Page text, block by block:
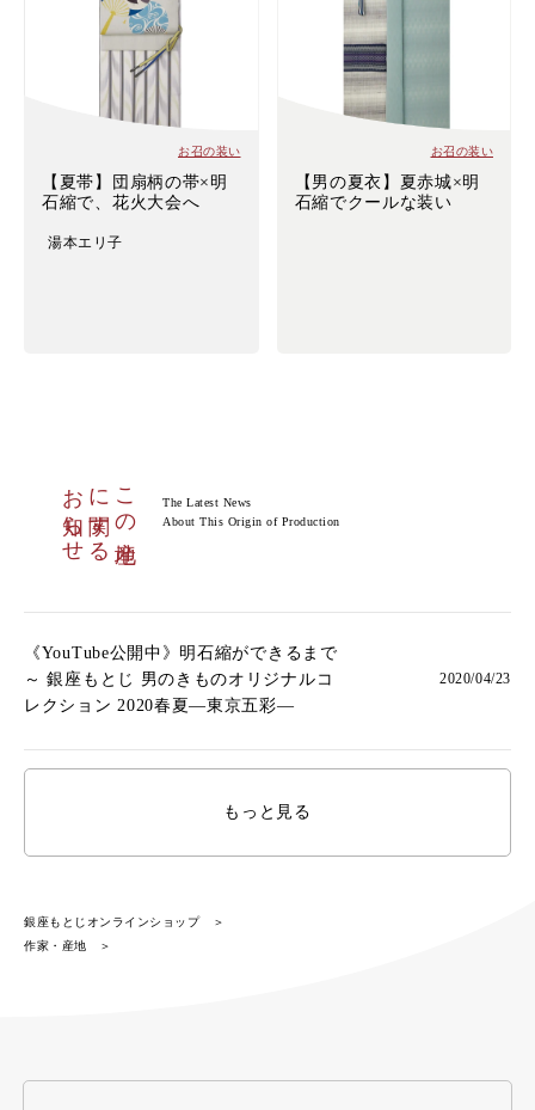
お召の装い
【夏帯】団扇柄の帯×明
石縮で、花火大会へ
湯本エリ子
お召の装い
【男の夏衣】夏赤城×明
石縮でクールな装い
この産地
に関する
お知らせ
The Latest News
About This Origin of Production
《YouTube公開中》明石縮ができるまで
～ 銀座もとじ 男のきものオリジナルコ
レクション 2020春夏―東京五彩―
2020/04/23
もっと見る
銀座もとじオンラインショップ
作家・産地